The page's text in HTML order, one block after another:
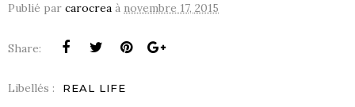
Publié par carocrea à novembre 17, 2015
Share:
Libellés : REAL LIFE